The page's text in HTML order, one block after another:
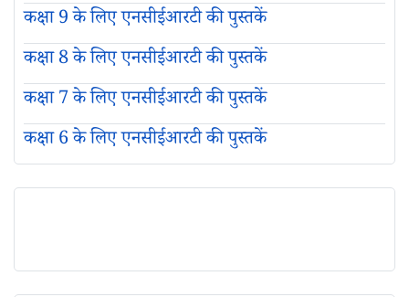
कक्षा 9 के लिए एनसीईआरटी की पुस्तकें
कक्षा 8 के लिए एनसीईआरटी की पुस्तकें
कक्षा 7 के लिए एनसीईआरटी की पुस्तकें
कक्षा 6 के लिए एनसीईआरटी की पुस्तकें